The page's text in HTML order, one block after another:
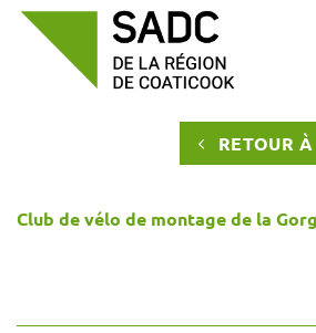
Passer
RETOUR
Club de vélo de montage de la